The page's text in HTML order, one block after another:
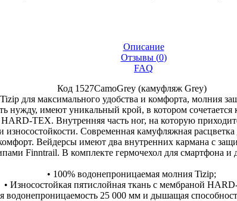
Описание
Отзывы (0)
FAQ
Код 1527CamoGrey (камуфляж Grey)
для максимального удобства и комфорта, молния
имеют уникальный крой, в котором сочетается
TEX. Внутренняя часть ног, на которую
Современная камуфляжная
Вейдерсы имеют два внутренних кармана с
Finntrail. В комплекте гермочехол для смартфона и
• 100% водонепроницаемая молния Tizip;
• Износостойкая пятислойная ткань с мембраной
водонепроницаемость 25 000 мм и дышащая